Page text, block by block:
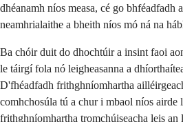
dhéanamh níos measa, cé go bhféadfadh
neamhrialaithe a bheith níos mó ná na
Ba chóir duit do dhochtúir a insint faoi
le táirgí fola nó leigheasanna a
D'fhéadfadh frithghníomhartha
comhchosúla tú a chur i mbaol níos airde
frithghníomhartha tromchúiseacha leis an